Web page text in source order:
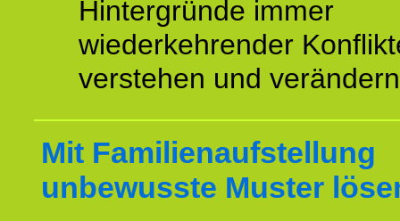
Hintergründe immer
wiederkehrender
verstehen und
Mit Familienaufstellung
unbewusste Muster